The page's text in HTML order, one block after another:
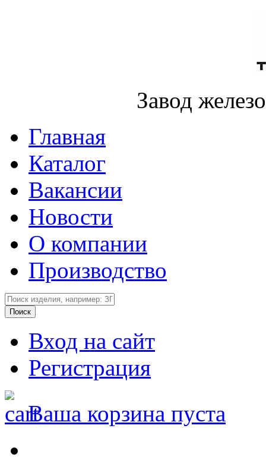
Завод
Главная
Каталог
Вакансии
Новости
О компании
Производство
Вход на сайт
Регистрация
Ваша корзина пуста